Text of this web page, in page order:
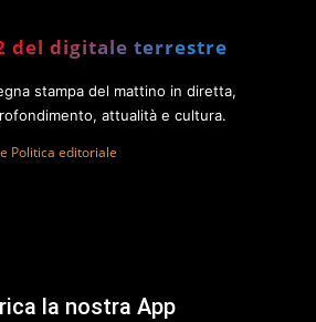
del digitale terrestre
stampa del mattino in diretta,
attualità e cultura.
Politica editoriale
la nostra App